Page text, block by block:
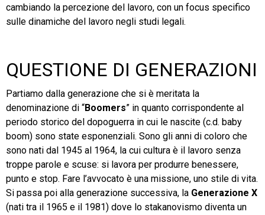
cambiando la percezione del lavoro, con un focus specifico
sulle dinamiche del lavoro negli studi legali.
QUESTIONE DI GENERAZIONI
Partiamo dalla generazione che si è meritata la
denominazione di “Boomers” in quanto corrispondente al
periodo storico del dopoguerra in cui le nascite (c.d. baby
boom) sono state esponenziali. Sono gli anni di coloro che
sono nati dal 1945 al 1964, la cui cultura è il lavoro senza
troppe parole e scuse: si lavora per produrre benessere,
punto e stop. Fare l’avvocato è una missione, uno stile di vita.
Si passa poi alla generazione successiva, la Generazione X
(nati tra il 1965 e il 1981) dove lo stakanovismo diventa un